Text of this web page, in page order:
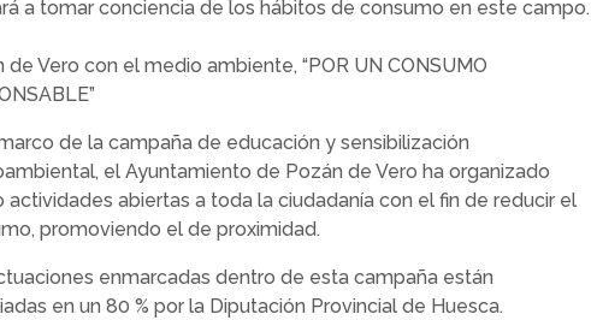
a tomar conciencia de los hábitos de consumo en este campo.
de Vero con el medio ambiente, “POR UN CONSUMO
de la campaña de educación y sensibilización
el Ayuntamiento de Pozán de Vero ha organizado
actividades abiertas a toda la ciudadanía con el fin de reducir el
promoviendo el de proximidad.
enmarcadas dentro de esta campaña están
en un 80 % por la Diputación Provincial de Huesca.